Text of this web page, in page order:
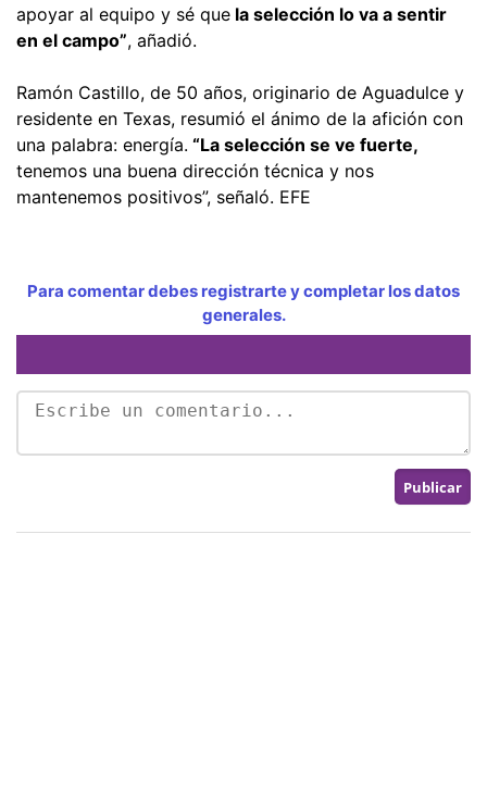
apoyar al equipo y sé que la selección lo va a sentir
en el campo”, añadió.
Ramón Castillo, de 50 años, originario de Aguadulce y
residente en Texas, resumió el ánimo de la afición con
una palabra: energía. “La selección se ve fuerte,
tenemos una buena dirección técnica y nos
mantenemos positivos”, señaló. EFE
Para comentar debes registrarte y completar los datos
generales.